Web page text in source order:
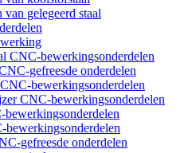
van gelegeerd staal
CNC-bewerkingsonderdelen
gefreesde onderdelen
bewerkingsonderdelen
CNC-bewerkingsonderdelen
bewerkingsonderdelen
gefreesde onderdelen